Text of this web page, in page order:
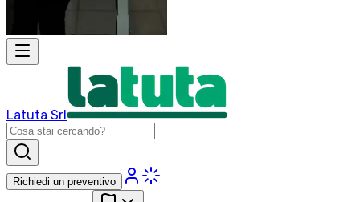
Latuta Srl
Richiedi un preventivo